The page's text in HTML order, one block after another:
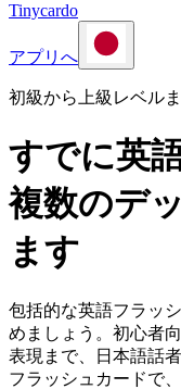
Tinycardo
アプリへ
初級から上級レベル
すでに英
複数のデ
ます
包括的な英語フラッ
めましょう。初心者
表現まで、日本語話
フラッシュカードで